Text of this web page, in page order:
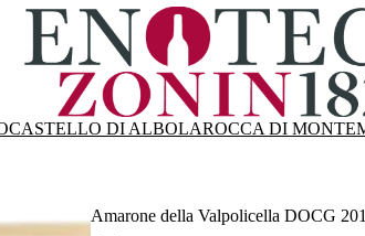
CASTELLO DI ALBOLAROCCA DI
Amarone della Valpolicella DOCG